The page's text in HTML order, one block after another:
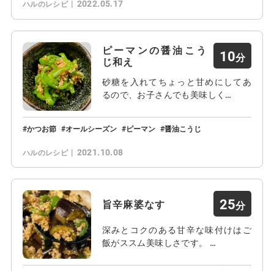
ハルのレシピ 2022.05.17
ピーマンの醤油こう
じ和え
10
砂糖を入れてちょっと甘めにしてあ
るので、お子さんでも美味しく…
かつお節 オールシーズン ピーマン 醤油こうじ
ハルのレシピ 2021.10.08
旨辛麻婆なす 25
深みとコクのある甘辛な味付けはご
飯がススム美味しさです。 …